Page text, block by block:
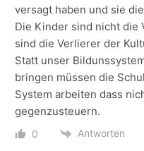
versagt haben und sie
Die Kinder sind nicht die
sind die Verlierer der
Statt unser
bringen müssen die
System arbeiten dass
gegenzusteuern.
0 Antworten